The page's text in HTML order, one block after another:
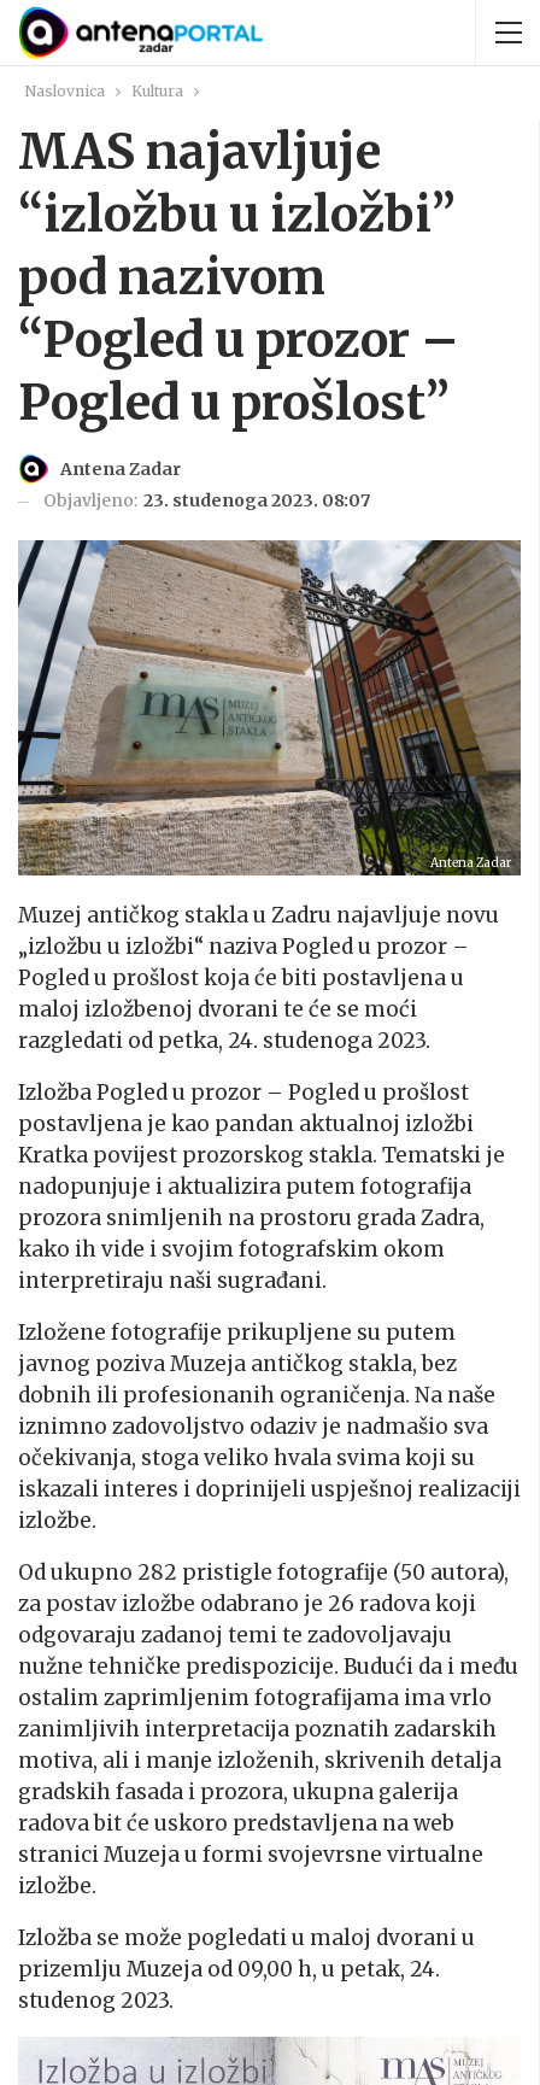
Naslovnica Kultura
MAS najavljuje
“izložbu u izložbi”
pod nazivom
“Pogled u prozor –
Pogled u prošlost”
Antena Zadar
Objavljeno: 23. studenoga 2023. 08:07
Antena Zadar
Muzej antičkog stakla u Zadru najavljuje novu
„izložbu u izložbi“ naziva Pogled u prozor –
Pogled u prošlost koja će biti postavljena u
maloj izložbenoj dvorani te će se moći
razgledati od petka, 24. studenoga 2023.
Izložba Pogled u prozor – Pogled u prošlost
postavljena je kao pandan aktualnoj izložbi
Kratka povijest prozorskog stakla. Tematski je
nadopunjuje i aktualizira putem fotografija
prozora snimljenih na prostoru grada Zadra,
kako ih vide i svojim fotografskim okom
interpretiraju naši sugrađani.
Izložene fotografije prikupljene su putem
javnog poziva Muzeja antičkog stakla, bez
dobnih ili profesionanih ograničenja. Na naše
iznimno zadovoljstvo odaziv je nadmašio sva
očekivanja, stoga veliko hvala svima koji su
iskazali interes i doprinijeli uspješnoj realizaciji
izložbe.
Od ukupno 282 pristigle fotografije (50 autora),
za postav izložbe odabrano je 26 radova koji
odgovaraju zadanoj temi te zadovoljavaju
nužne tehničke predispozicije. Budući da i među
ostalim zaprimljenim fotografijama ima vrlo
zanimljivih interpretacija poznatih zadarskih
motiva, ali i manje izloženih, skrivenih detalja
gradskih fasada i prozora, ukupna galerija
radova bit će uskoro predstavljena na web
stranici Muzeja u formi svojevrsne virtualne
izložbe.
Izložba se može pogledati u maloj dvorani u
prizemlju Muzeja od 09,00 h, u petak, 24.
studenog 2023.